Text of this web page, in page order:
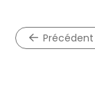
précédent